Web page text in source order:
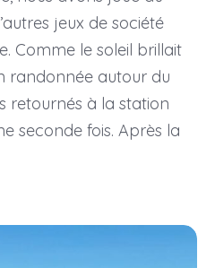
jeux de société
Comme le soleil brillait
randonnée autour du
retournés à la station
seconde fois. Après la